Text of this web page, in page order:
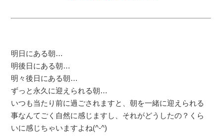
明日にある朝…
明後日にある朝…
明々後日にある朝…
ずっと永久に迎えられる朝…
いつも当たり前に過ごされますと、朝を一緒に迎えられる
事なんてごく自然に感じますし、それがどうしたの？くら
いに感じちゃいますよね(^-^)